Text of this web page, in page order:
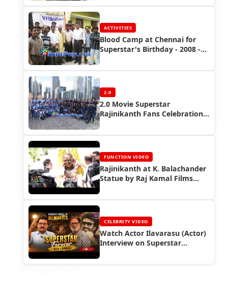
ACTIVITIES
Blood Camp at Chennai for
Superstar's Birthday - 2008 -
2.0
2.0 Movie Superstar
Rajinikanth Fans Celebration
FUNCTION VIDEO
Rajinikanth at K. Balachander
Statue by Raj Kamal Films
CELEBRITY VIDEO
Watch Actor Ilavarasu (Actor)
Interview on Superstar